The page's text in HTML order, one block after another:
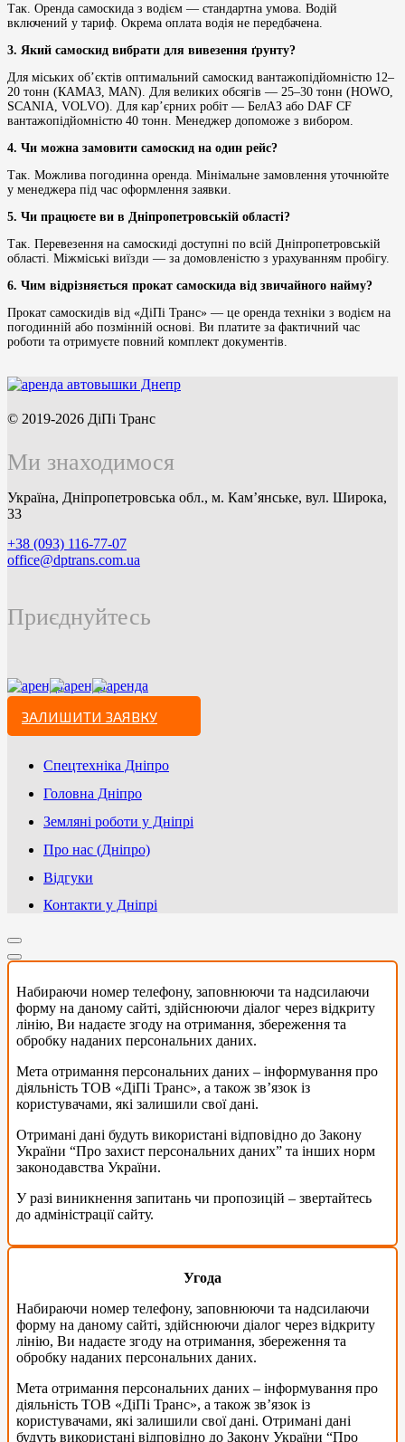
Так. Оренда самоскида з водієм — стандартна умова. Водій
включений у тариф. Окрема оплата водія не передбачена.
3. Який самоскид вибрати для вивезення ґрунту?
Для міських об’єктів оптимальний самоскид вантажопідйомністю 12–
20 тонн (КАМАЗ, MAN). Для великих обсягів — 25–30 тонн (HOWO,
SCANIA, VOLVO). Для кар’єрних робіт — БелАЗ або DAF CF
вантажопідйомністю 40 тонн. Менеджер допоможе з вибором.
4. Чи можна замовити самоскид на один рейс?
Так. Можлива погодинна оренда. Мінімальне замовлення уточнюйте
у менеджера під час оформлення заявки.
5. Чи працюєте ви в Дніпропетровській області?
Так. Перевезення на самоскиді доступні по всій Дніпропетровській
області. Міжміські виїзди — за домовленістю з урахуванням пробігу.
6. Чим відрізняється прокат самоскида від звичайного найму?
Прокат самоскидів від «ДіПі Транс» — це оренда техніки з водієм на
погодинній або позмінній основі. Ви платите за фактичний час
роботи та отримуєте повний комплект документів.
© 2019-2026 ДіПі Транс
Ми знаходимося
Україна, Дніпропетровська обл., м. Кам’янське, вул. Широка,
33
+38 (093) 116-77-07
office@dptrans.com.ua
Приєднуйтесь
ЗАЛИШИТИ ЗАЯВКУ
Спецтехніка Дніпро
Головна Дніпро
Земляні роботи у Дніпрі
Про нас (Дніпро)
Відгуки
Контакти у Дніпрі
Набираючи номер телефону, заповнюючи та надсилаючи
форму на даному сайті, здійснюючи діалог через відкриту
лінію, Ви надаєте згоду на отримання, збереження та
обробку наданих персональних даних.
Мета отримання персональних даних – інформування про
діяльність ТОВ «ДіПі Транс», а також зв’язок із
користувачами, які залишили свої дані.
Отримані дані будуть використані відповідно до Закону
України “Про захист персональних даних” та інших норм
законодавства України.
У разі виникнення запитань чи пропозицій – звертайтесь
до адміністрації сайту.
Угода
Набираючи номер телефону, заповнюючи та надсилаючи
форму на даному сайті, здійснюючи діалог через відкриту
лінію, Ви надаєте згоду на отримання, збереження та
обробку наданих персональних даних.
Мета отримання персональних даних – інформування про
діяльність ТОВ «ДіПі Транс», а також зв’язок із
користувачами, які залишили свої дані. Отримані дані
будуть використані відповідно до Закону України “Про